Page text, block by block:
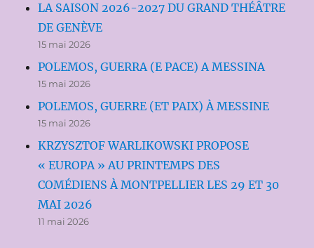
LA SAISON 2026-2027 DU GRAND THÉÂTRE
DE GENÈVE
15 mai 2026
POLEMOS, GUERRA (E PACE) A MESSINA
15 mai 2026
POLEMOS, GUERRE (ET PAIX) À MESSINE
15 mai 2026
KRZYSZTOF WARLIKOWSKI PROPOSE
« EUROPA » AU PRINTEMPS DES
COMÉDIENS À MONTPELLIER LES 29 ET 30
MAI 2026
11 mai 2026